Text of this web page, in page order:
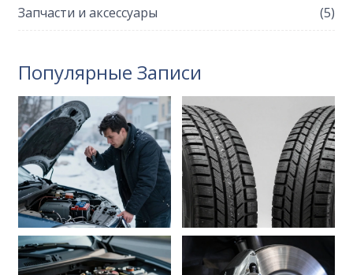
Запчасти и аксессуары (5)
Популярные Записи